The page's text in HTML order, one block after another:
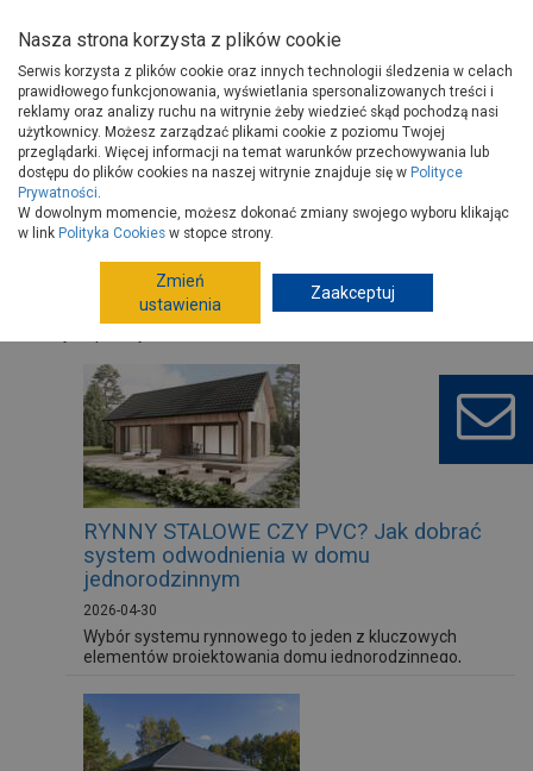
Strona główna Porady
Budowa i remont
Dachy, rynny i poddasza
RYNNY STALOWE CZY PVC? Jak dobrać
system odwodnienia w domu
jednorodzinnym
2026-04-30
Wybór systemu rynnowego to jeden z kluczowych
elementów projektowania domu jednorodzinnego,
Tymczasem to właśnie orynnowanie odpowiada za
skuteczne odprowadzenie wody opadowej z połaci
dachowej, chroniąc elewację, fundamenty oraz strefę
przy-ziemia przed zawilgoceniem.
Nasza strona korzysta z plików cookie
Serwis korzysta z plików cookie oraz innych technologii śledzenia w celach
prawidłowego funkcjonowania, wyświetlania spersonalizowanych treści i
reklamy oraz analizy ruchu na witrynie żeby wiedzieć skąd pochodzą nasi
użytkownicy. Możesz zarządzać plikami cookie z poziomu Twojej
przeglądarki. Więcej informacji na temat warunków przechowywania lub
dostępu do plików cookies na naszej witrynie znajduje się w Polityce
Prywatności.
W dowolnym momencie, możesz dokonać zmiany swojego wyboru klikając
w link Polityka Cookies w stopce strony.
Zmień
ustawienia
Zaakceptuj